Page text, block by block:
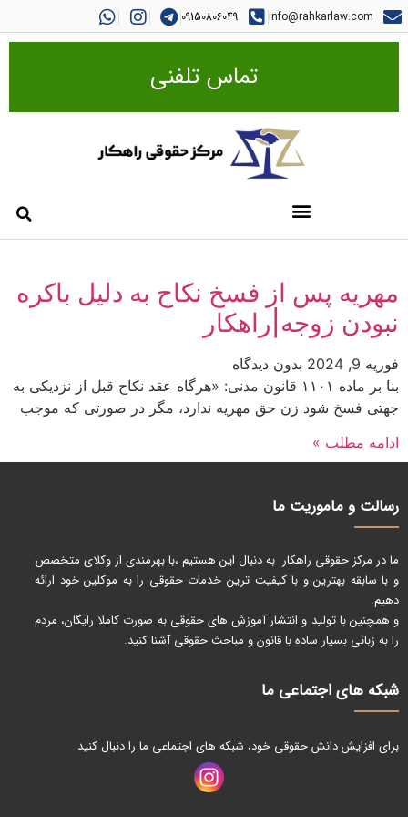
info@rahkarlaw.com
09150806049
تماس تلفنی
مهریه پس از فسخ نکاح به دلیل باکره
نبودن زوجه|راهکار
فوریه 9, 2024
بدون دیدگاه
بنا بر ماده ۱۱۰۱ قانون مدنی: «هرگاه عقد نکاح قبل از نزدیکی به
جهتی فسخ شود زن حق مهریه ندارد، مگر در صورتی که موجب
ادامه مطلب »
رسالت و ماموریت ما
ما در مرکز حقوقی راهکار به دنبال این هستیم ،با بهرمندی از وکلای متخصص
و با سابقه بهترین و با کیفیت ترین خدمات حقوقی را به موکلین خود ارائه
دهیم.
و همچنین با تولید و انتشار آموزش های حقوقی به صورت کاملا رایگان، مردم
را به زبانی بسیار ساده با قانون و مباحث حقوقی آشنا کنید.
شبکه های اجتماعی ما
برای افزایش دانش حقوقی خود، شبکه های اجتماعی ما را دنبال کنید